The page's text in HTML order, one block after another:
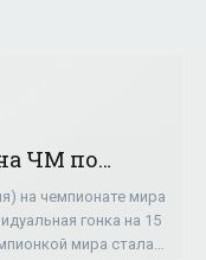
ЧМ по
-
на чемпионате мира
гонка на 15
мира стала